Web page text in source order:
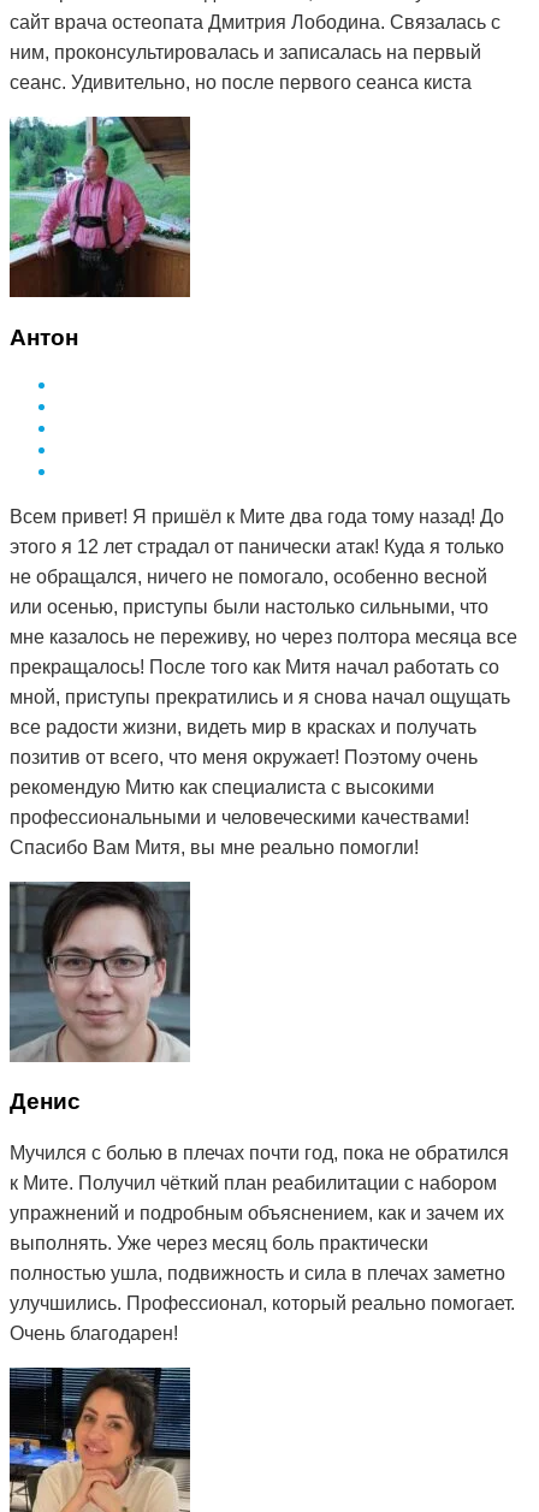
сайт врача остеопата Дмитрия Лободина. Связалась с
ним, проконсультировалась и записалась на первый
сеанс. Удивительно, но после первого сеанса киста
стала мягкой. Я стала посещать сеансы по назначению
Дмитрия и спустя 3 месяца она полностью рассосалась.
Как это работает, вообще не понимаю. То чего
лекарства не смогли седлать за полтора года, смог
сделать Дмитрий и за такой небольшой срок. Врач в
поликлинике сказал, что мне просто повезло и я на
опытного специалиста наткнулась. А ещё говорят, что
Антон
Всем привет! Я пришёл к Мите два года тому назад! До
этого я 12 лет страдал от панически атак! Куда я только
не обращался, ничего не помогало, особенно весной
или осенью, приступы были настолько сильными, что
мне казалось не переживу, но через полтора месяца все
прекращалось! После того как Митя начал работать со
мной, приступы прекратились и я снова начал ощущать
все радости жизни, видеть мир в красках и получать
позитив от всего, что меня окружает! Поэтому очень
рекомендую Митю как специалиста с высокими
профессиональными и человеческими качествами!
Спасибо Вам Митя, вы мне реально помогли!
Денис
Мучился с болью в плечах почти год, пока не обратился
к Мите. Получил чёткий план реабилитации с набором
упражнений и подробным объяснением, как и зачем их
выполнять. Уже через месяц боль практически
полностью ушла, подвижность и сила в плечах заметно
улучшились. Профессионал, который реально помогает.
Очень благодарен!